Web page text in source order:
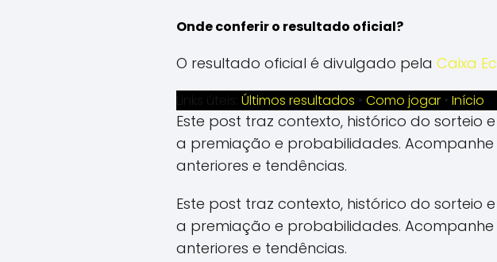
Onde conferir o resultado oficial?
O resultado oficial é divulgado pela Caixa
Links úteis: Últimos resultados • Como jogar • Início
Este post traz contexto, histórico do
a premiação e probabilidades.
anteriores e tendências.
Este post traz contexto, histórico do
a premiação e probabilidades.
anteriores e tendências.